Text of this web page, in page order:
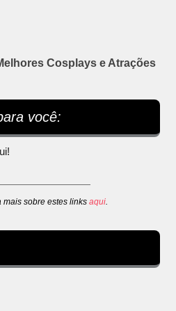
Cosplays e Atrações
você:
mais sobre estes links aqui.